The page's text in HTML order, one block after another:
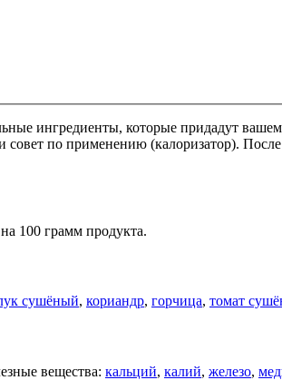
ингредиенты, которые придадут
по применению (калоризатор).
100 грамм продукта.
сушёный, кориандр, горчица, томат
вещества: кальций, калий, железо,